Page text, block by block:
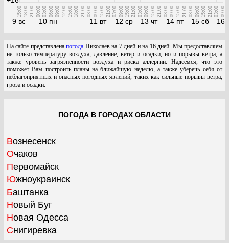
9 вс
15:00 18:00 21:00
10 пн
00:00 03:00 06:00 09:00 12:00 15:00 18:00 21:00
11 вт
03:00 09:00 15:00 21:00
12 ср
03:00 09:00 15:00 21:00
13 чт
03:00 09:00 15:00 21:00
14 пт
03:00 09:00 15:00 21:00
15 сб
03:00 09:00 15:00 21:00
16
03:00 09:00
На сайте представленапогода Николаев на 7 дней и на 16 дней. Мы предоставляем
не только температуру воздуха, давление, ветер и осадки, но и порывы ветра, а
также уровень загрязненности воздуха и риска аллергии. Надеемся, что это
поможет Вам построить планы на ближайшую неделю, а также уберечь себя от
неблагоприятных и опасных погодных явлений, таких как сильные порывы ветра,
гроза и осадки.
ПОГОДА В ГОРОДАХ ОБЛАСТИ
Вознесенск
Очаков
Первомайск
Южноукраинск
Баштанка
Новый Буг
Новая Одесса
Снигиревка